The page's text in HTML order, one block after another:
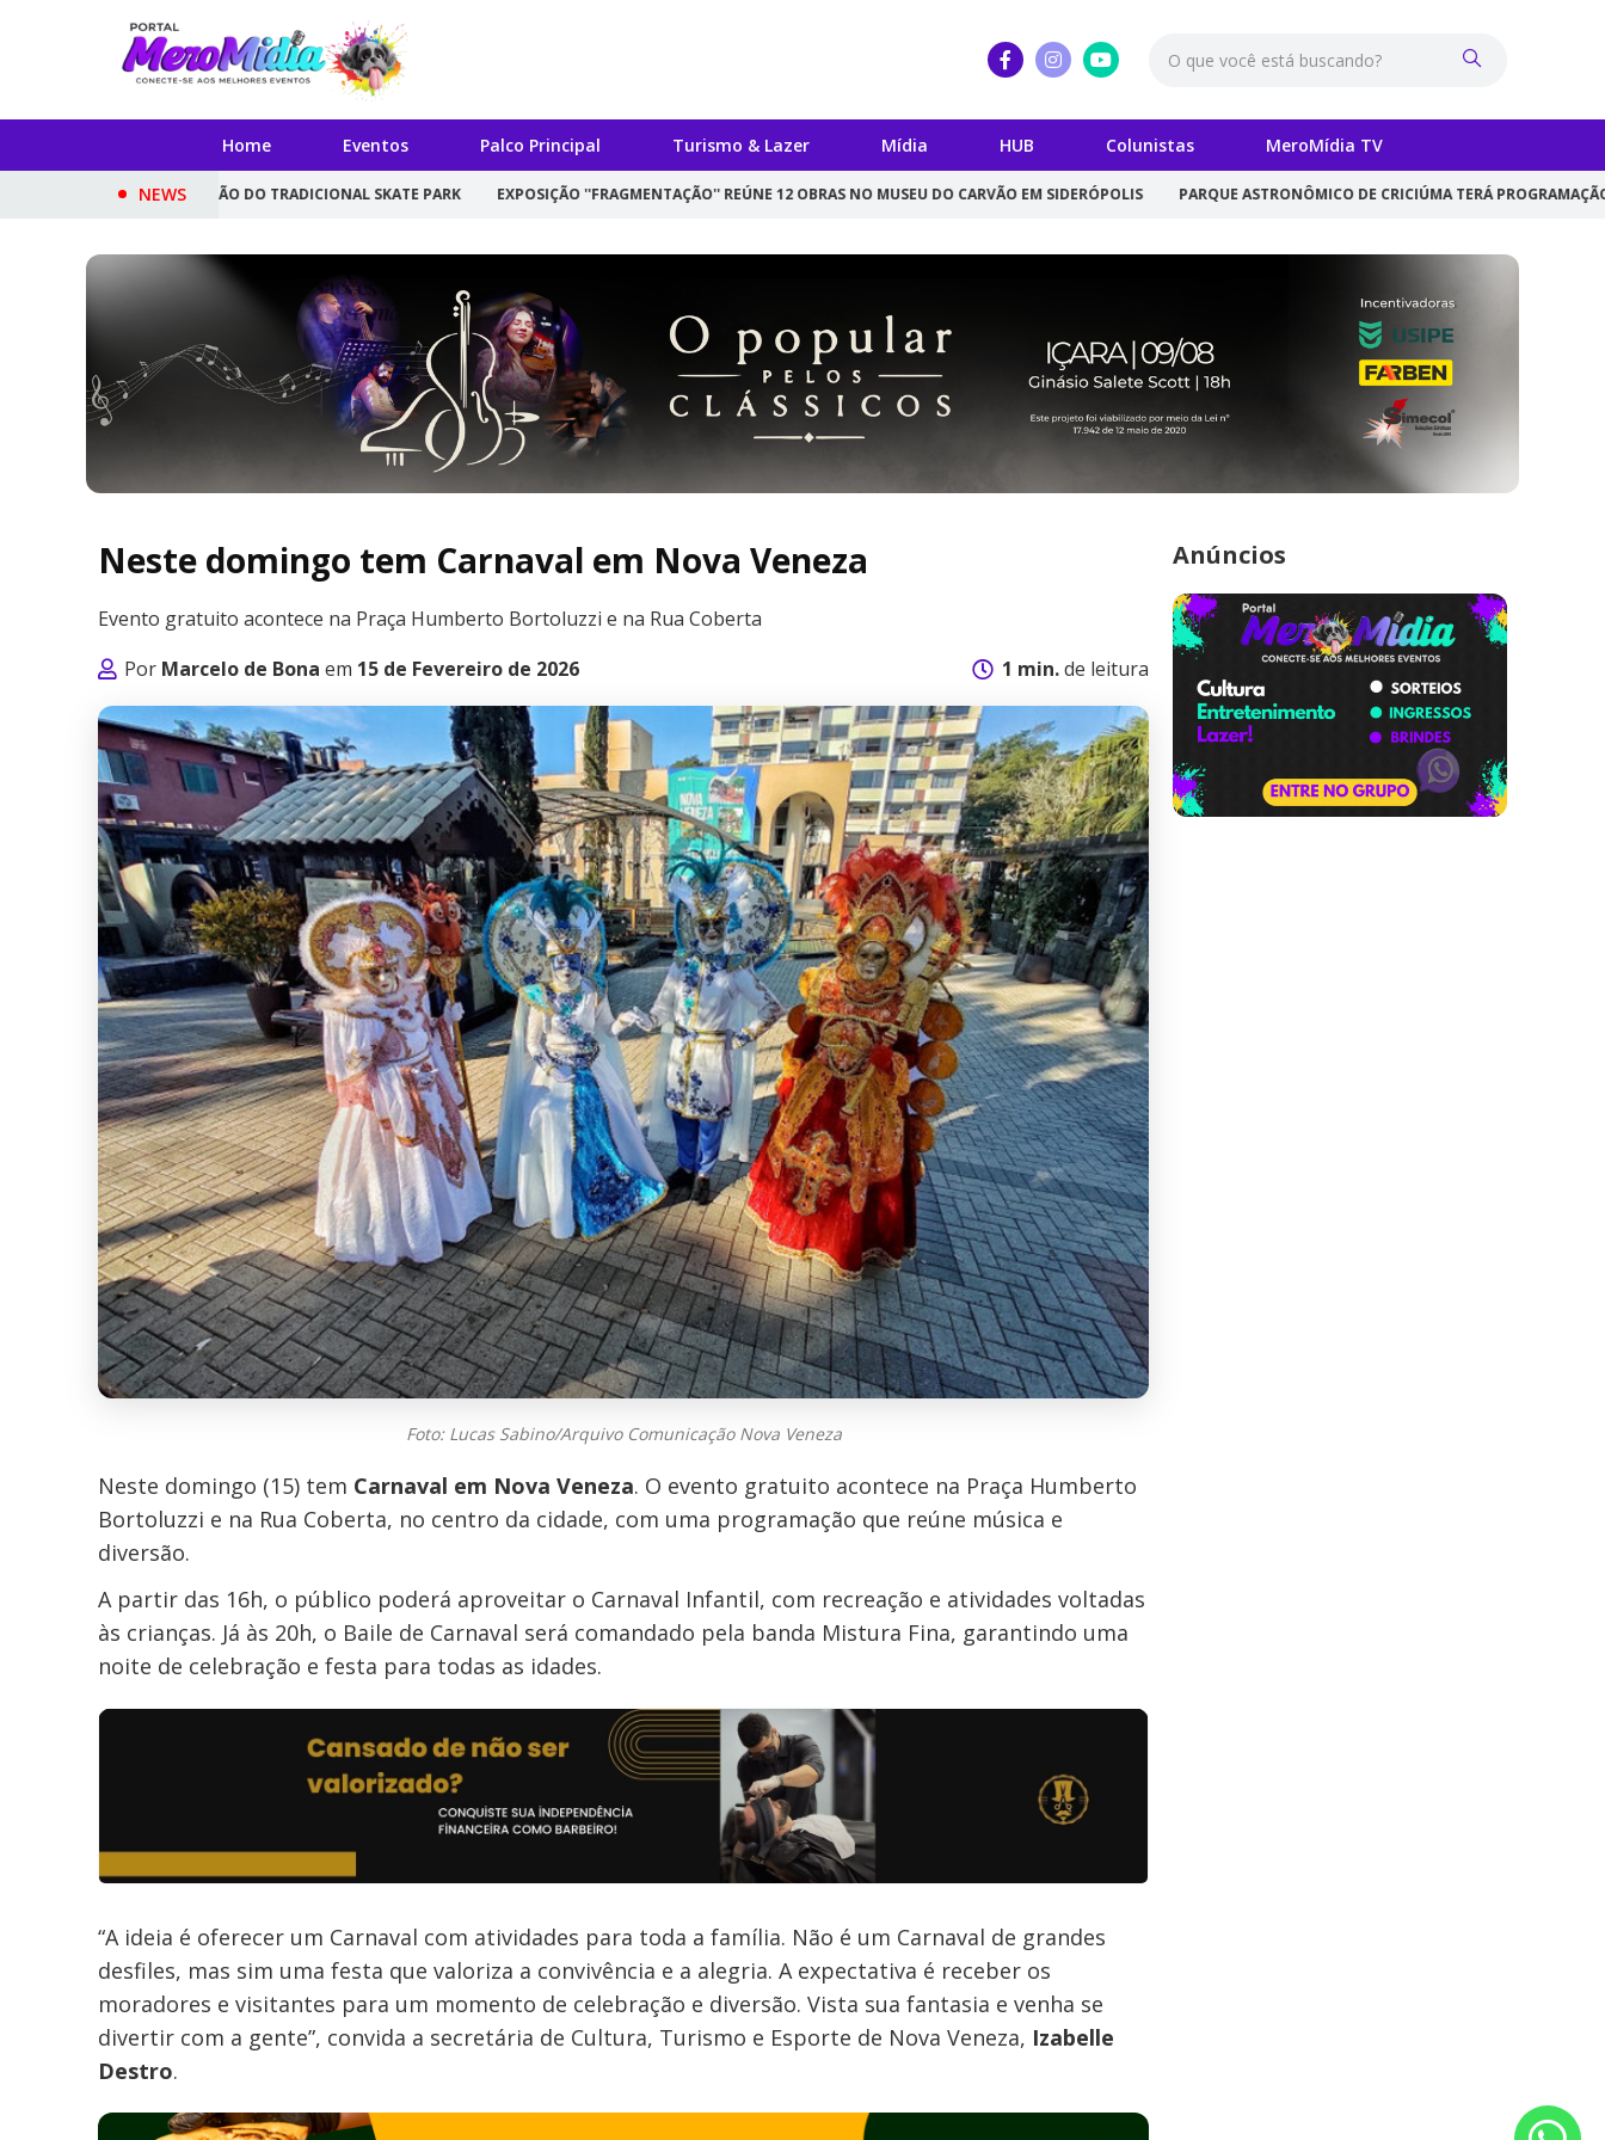
Home Eventos Palco Principal Turismo & Lazer Mídia HUB Colunistas MeroMídia TV
NEWS
30ª EDIÇÃO DO TRADICIONAL SKATE PARK EXPOSIÇÃO ''FRAGMENTAÇÃO'' REÚNE 12 OBRAS NO MUSEU DO CARVÃO EM SIDERÓPOLIS PARQUE ASTRONÔMICO DE CRICIÚMA TERÁ PROGRAMAÇÃO GRATUITA
Neste domingo tem Carnaval em Nova Veneza
Evento gratuito acontece na Praça Humberto Bortoluzzi e na Rua Coberta
Por Marcelo de Bona em 15 de Fevereiro de 2026 1 min.de leitura
Foto: Lucas Sabino/Arquivo Comunicação Nova Veneza
Neste domingo (15) tem Carnaval em Nova Veneza. O evento gratuito acontece na Praça Humberto
Bortoluzzi e na Rua Coberta, no centro da cidade, com uma programação que reúne música e
diversão.
A partir das 16h, o público poderá aproveitar o Carnaval Infantil, com recreação e atividades voltadas
às crianças. Já às 20h, o Baile de Carnaval será comandado pela banda Mistura Fina, garantindo uma
noite de celebração e festa para todas as idades.
“A ideia é oferecer um Carnaval com atividades para toda a família. Não é um Carnaval de grandes
desfiles, mas sim uma festa que valoriza a convivência e a alegria. A expectativa é receber os
moradores e visitantes para um momento de celebração e diversão. Vista sua fantasia e venha se
divertir com a gente”, convida a secretária de Cultura, Turismo e Esporte de Nova Veneza, Izabelle
Destro.
Anúncios